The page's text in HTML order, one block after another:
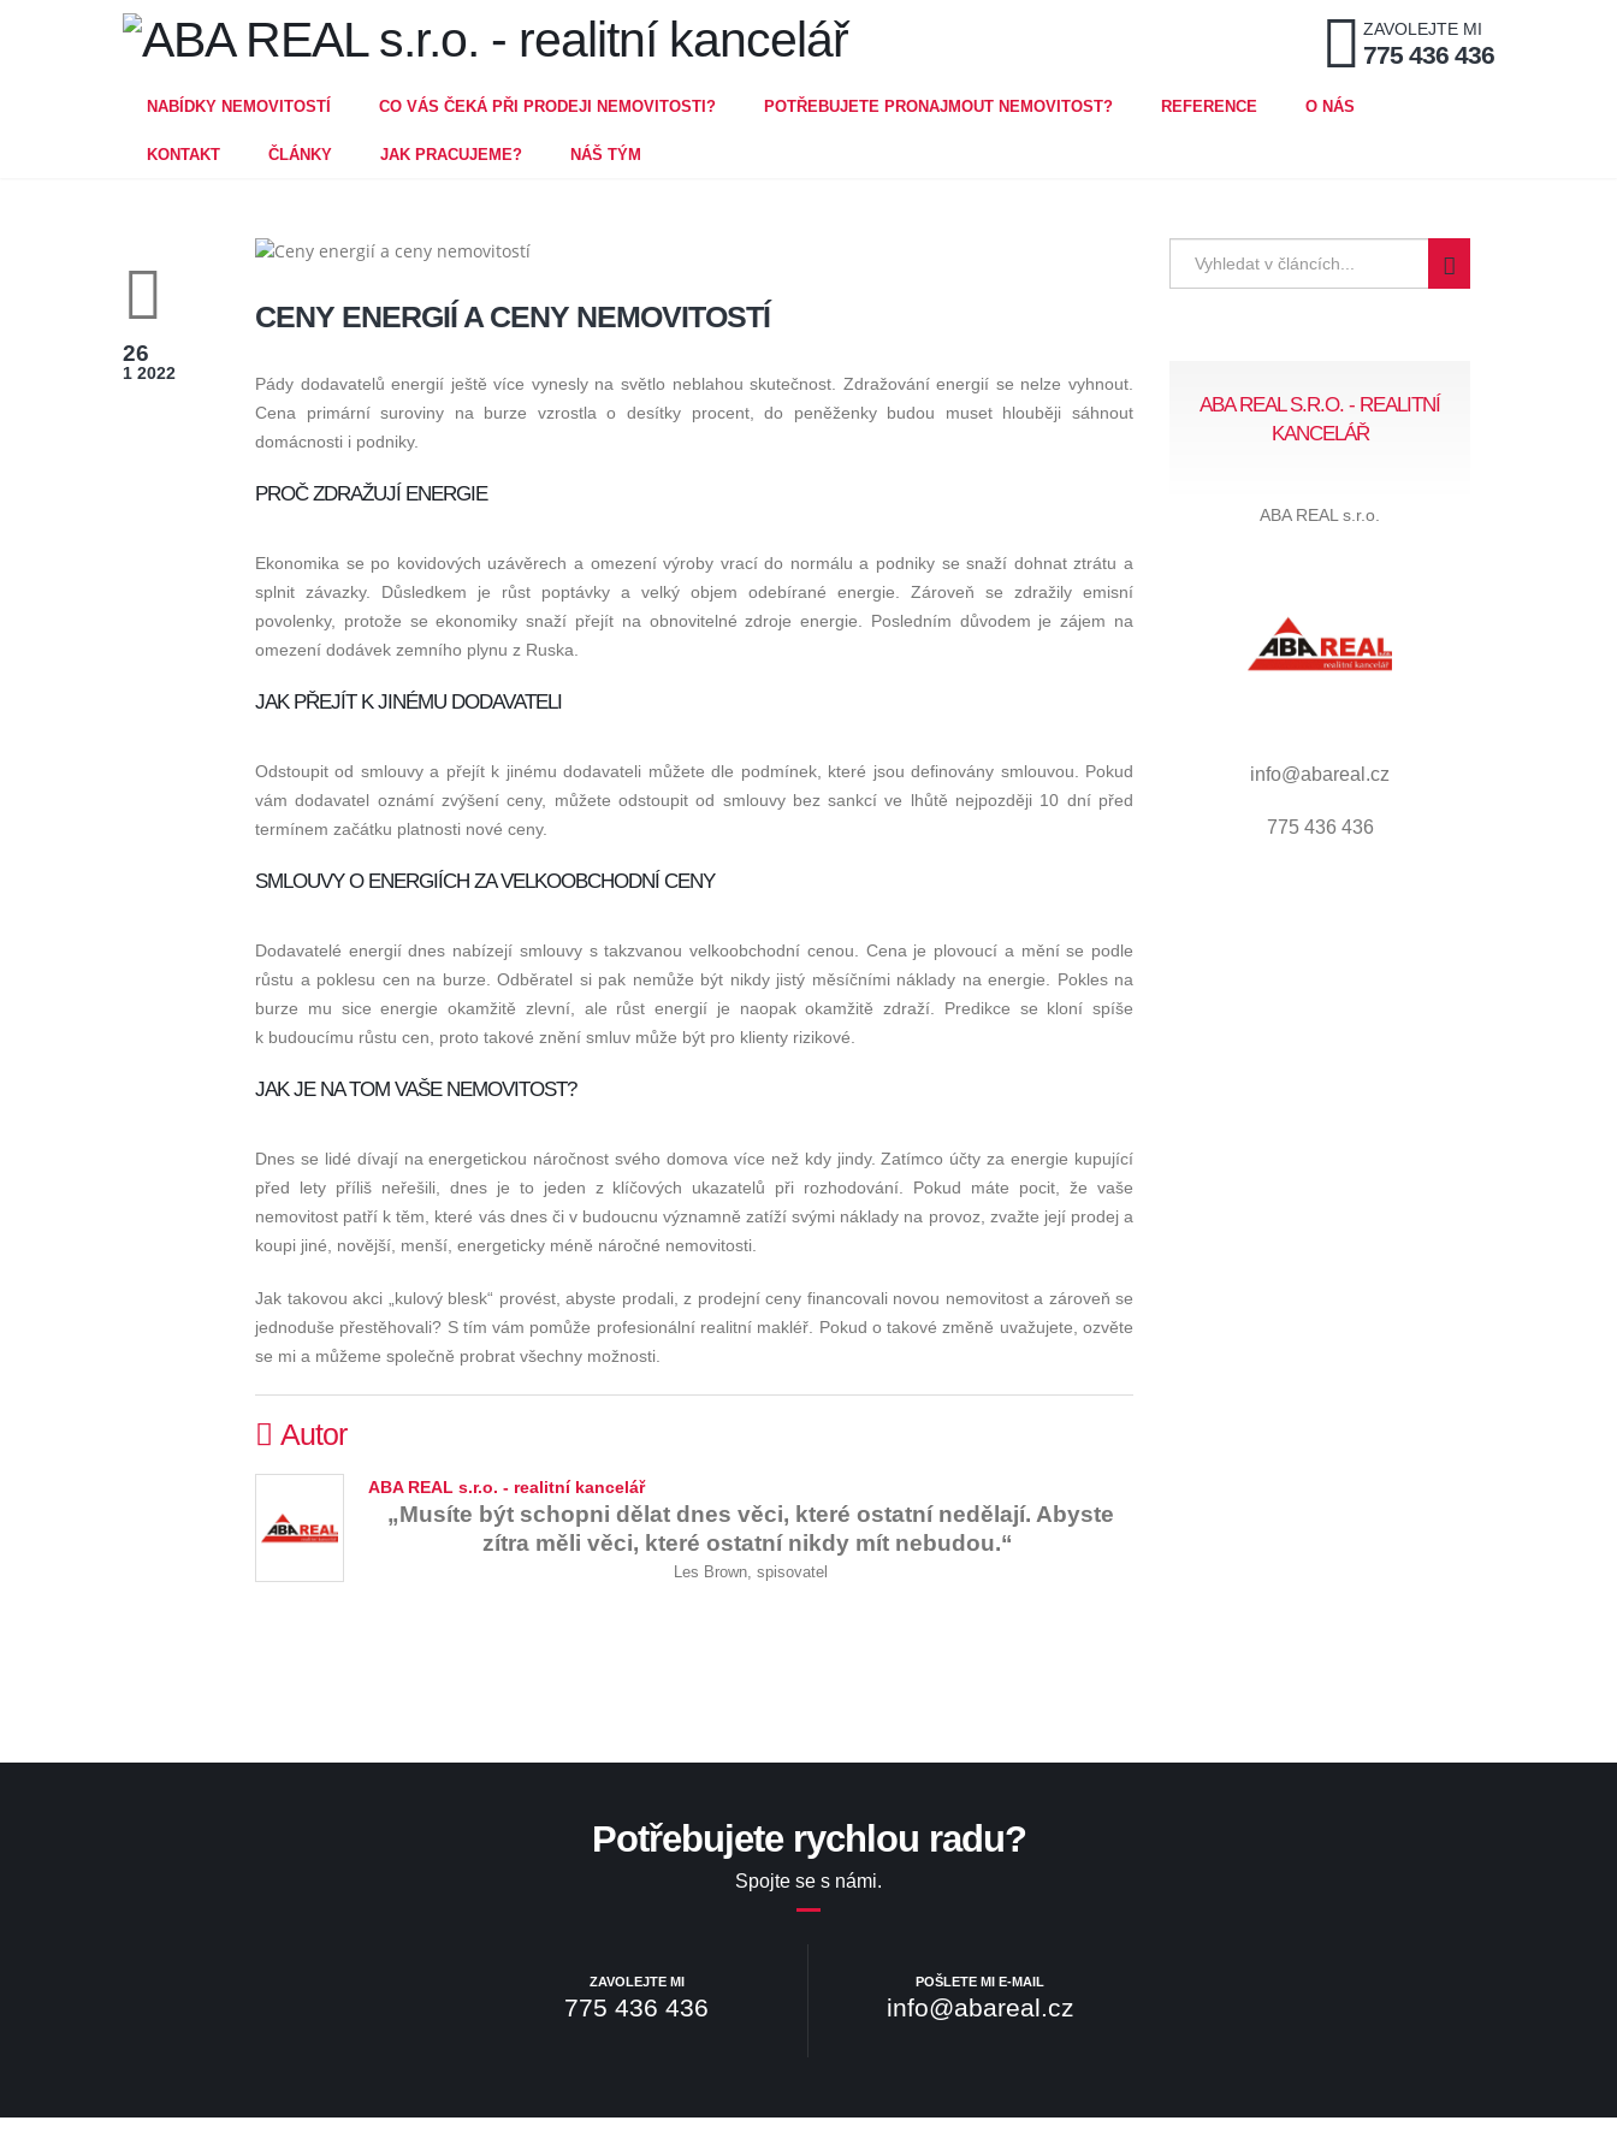
ZAVOLEJTE MI
775 436 436
NABÍDKY NEMOVITOSTÍ CO VÁS ČEKÁ PŘI PRODEJI NEMOVITOSTI? POTŘEBUJETE PRONAJMOUT NEMOVITOST? REFERENCE O NÁS
KONTAKT ČLÁNKY JAK PRACUJEME? NÁŠ TÝM
26
1 2022
CENY ENERGIÍ A CENY NEMOVITOSTÍ
Pády dodavatelů energií ještě více vynesly na světlo neblahou skutečnost. Zdražování energií se nelze vyhnout.
Cena primární suroviny na burze vzrostla o desítky procent, do peněženky budou muset hlouběji sáhnout
domácnosti i podniky.
PROČ ZDRAŽUJÍ ENERGIE
Ekonomika se po kovidových uzávěrech a omezení výroby vrací do normálu a podniky se snaží dohnat ztrátu a
splnit závazky. Důsledkem je růst poptávky a velký objem odebírané energie. Zároveň se zdražily emisní
povolenky, protože se ekonomiky snaží přejít na obnovitelné zdroje energie. Posledním důvodem je zájem na
omezení dodávek zemního plynu z Ruska.
JAK PŘEJÍT K JINÉMU DODAVATELI
Odstoupit od smlouvy a přejít k jinému dodavateli můžete dle podmínek, které jsou definovány smlouvou. Pokud
vám dodavatel oznámí zvýšení ceny, můžete odstoupit od smlouvy bez sankcí ve lhůtě nejpozději 10 dní před
termínem začátku platnosti nové ceny.
SMLOUVY O ENERGIÍCH ZA VELKOOBCHODNÍ CENY
Dodavatelé energií dnes nabízejí smlouvy s takzvanou velkoobchodní cenou. Cena je plovoucí a mění se podle
růstu a poklesu cen na burze. Odběratel si pak nemůže být nikdy jistý měsíčními náklady na energie. Pokles na
burze mu sice energie okamžitě zlevní, ale růst energií je naopak okamžitě zdraží. Predikce se kloní spíše
k budoucímu růstu cen, proto takové znění smluv může být pro klienty rizikové.
JAK JE NA TOM VAŠE NEMOVITOST?
Dnes se lidé dívají na energetickou náročnost svého domova více než kdy jindy. Zatímco účty za energie kupující
před lety příliš neřešili, dnes je to jeden z klíčových ukazatelů při rozhodování. Pokud máte pocit, že vaše
nemovitost patří k těm, které vás dnes či v budoucnu významně zatíží svými náklady na provoz, zvažte její prodej a
koupi jiné, novější, menší, energeticky méně náročné nemovitosti.
Jak takovou akci „kulový blesk“ provést, abyste prodali, z prodejní ceny financovali novou nemovitost a zároveň se
jednoduše přestěhovali? S tím vám pomůže profesionální realitní makléř. Pokud o takové změně uvažujete, ozvěte
se mi a můžeme společně probrat všechny možnosti.
Autor
ABA REAL s.r.o. - realitní kancelář
„Musíte být schopni dělat dnes věci, které ostatní nedělají. Abyste
zítra měli věci, které ostatní nikdy mít nebudou.“
Les Brown, spisovatel
ABA REAL S.R.O. - REALITNÍ
KANCELÁŘ
ABA REAL s.r.o.
info@abareal.cz
775 436 436
Potřebujete rychlou radu?
Spojte se s námi.
ZAVOLEJTE MI
775 436 436
POŠLETE MI E-MAIL
info@abareal.cz